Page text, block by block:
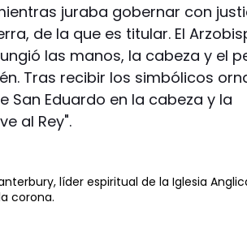
juraba gobernar con
de la que es titular. El
las manos, la cabeza y el
Tras recibir los simbólicos
San Eduardo en la cabeza y la
al Rey".
líder espiritual de la Iglesia
corona.